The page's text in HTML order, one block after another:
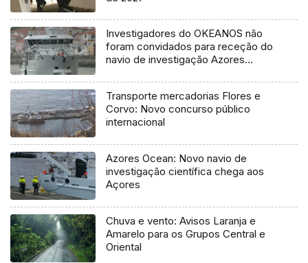
Investigadores do OKEANOS não
foram convidados para receção do
navio de investigação Azores
Transporte mercadorias Flores e
Corvo: Novo concurso público
internacional
Azores Ocean: Novo navio de
investigação científica chega aos
Açores
Chuva e vento: Avisos Laranja e
Amarelo para os Grupos Central e
Oriental